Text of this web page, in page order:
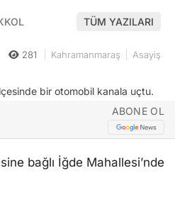
TÜM YAZILARI
281 Kahramanmaraş Asayiş
ABONE OL
bağlı İğde Mahallesi’nde